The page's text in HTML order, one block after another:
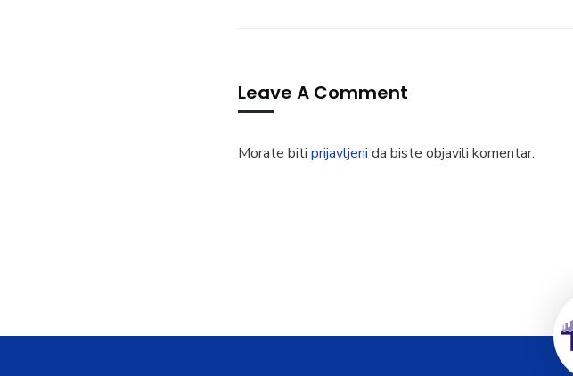
Leave A Comment
Morate biti prijavljeni da biste objavili komentar.